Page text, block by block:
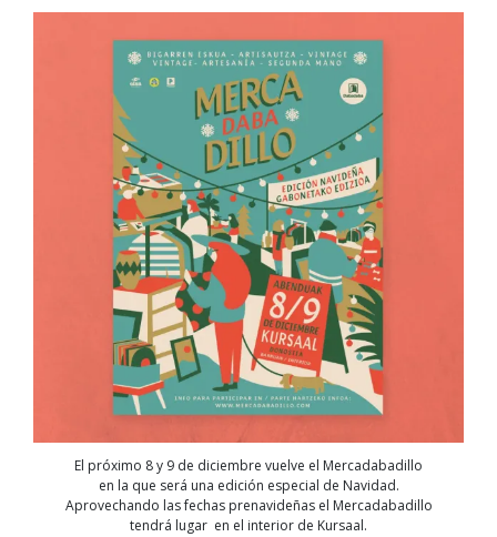
El próximo 8 y 9 de diciembre vuelve el Mercadabadillo
en la que será una edición especial de Navidad.
Aprovechando las fechas prenavideñas el Mercadabadillo
tendrá lugar en el interior de Kursaal.